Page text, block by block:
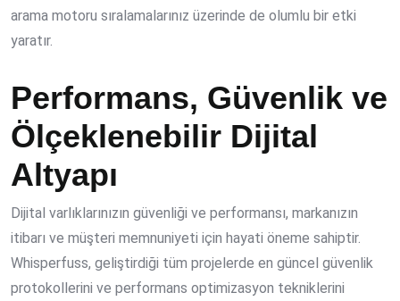
arama motoru sıralamalarınız üzerinde de olumlu bir etki
yaratır.
Performans, Güvenlik ve
Ölçeklenebilir Dijital
Altyapı
Dijital varlıklarınızın güvenliği ve performansı, markanızın
itibarı ve müşteri memnuniyeti için hayati öneme sahiptir.
Whisperfuss, geliştirdiği tüm projelerde en güncel güvenlik
protokollerini ve performans optimizasyon tekniklerini